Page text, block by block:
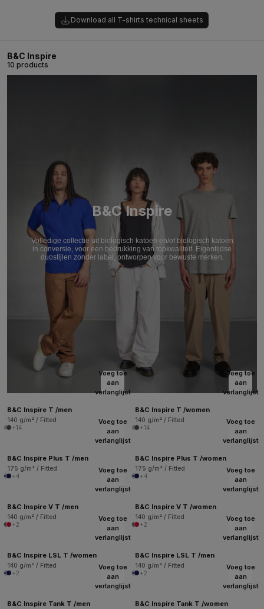
Download all T-shirts technical sheets
B&C Inspire
10 products
B&C Inspire
Volledige collectie uit biologisch katoen en/of biologisch katoen
in conversie, voor een bedrukking van topkwaliteit. Eigentijdse
duostijlen zonder label, ontworpen voor bewuste merken.
Voeg toe
aan
verlanglijst
B&C Inspire T /men
140 g/m² / Fitted
+14
Voeg toe
aan
verlanglijst
B&C Inspire T /women
140 g/m² / Fitted
+14
Voeg toe
aan
verlanglijst
B&C Inspire Plus T /men
175 g/m² / Fitted
+4
Voeg toe
aan
verlanglijst
B&C Inspire Plus T /women
175 g/m² / Fitted
+4
Voeg toe
aan
verlanglijst
B&C Inspire V T /men
140 g/m² / Fitted
+2
Voeg toe
aan
verlanglijst
B&C Inspire V T /women
140 g/m² / Fitted
+2
Voeg toe
aan
verlanglijst
B&C Inspire LSL T /women
140 g/m² / Fitted
+2
Voeg toe
aan
verlanglijst
B&C Inspire LSL T /men
140 g/m² / Fitted
+2
Voeg toe
aan
verlanglijst
B&C Inspire Tank T /men
Voeg toe
aan
verlanglijst
B&C Inspire Tank T /women